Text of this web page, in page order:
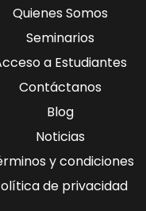
Quienes Somos
Seminarios
a Estudiantes
Contáctanos
Blog
Noticias
y condiciones
de privacidad